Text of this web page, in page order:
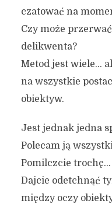
czatować na
Czy może
delikwenta?
Metod jest wiele…
na wszystkie
obiektyw.
Jest jednak jedna
Polecam ją
Pomilczcie trochę…
Dajcie odetchnąć
między oczy